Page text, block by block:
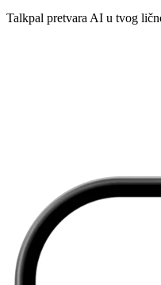
Talkpal pretvara AI u tvog